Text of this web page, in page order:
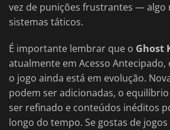
vez de punições frustrantes — algo
sistemas táticos.
É importante lembrar que o Ghost
atualmente em Acesso Antecipado,
o jogo ainda está em evolução.
podem ser adicionadas, o
ser refinado e conteúdos inéditos
longo do tempo. Se gostas de